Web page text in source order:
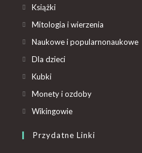
Książki
Mitologia i wierzenia
Naukowe i popularnonaukowe
Dla dzieci
Kubki
Monety i ozdoby
Wikingowie
Przydatne Linki